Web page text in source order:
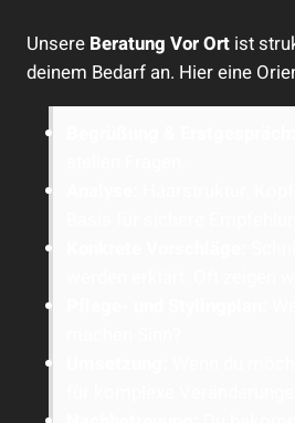
Unsere Beratung Vor Ort ist
deinem Bedarf an. Hier eine